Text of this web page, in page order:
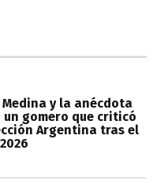
Medina y la anécdota
un gomero que criticó
Argentina tras el